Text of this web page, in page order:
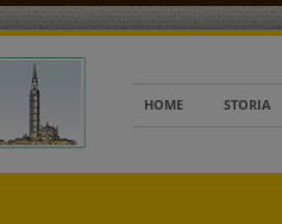
HOME STORIA